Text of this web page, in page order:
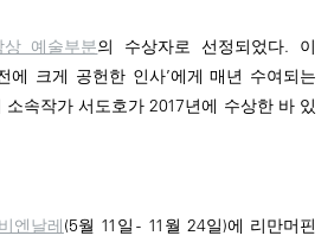
예술부분의 수상자로 선정되었다. 이
에 크게 공헌한 인사’에게 매년 수여되는
속작가 서도호가 2017년에 수상한 바 있
엔날레(5월 11일 - 11월 24일)에 리만머핀